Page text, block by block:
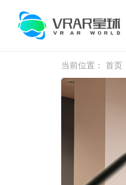
当前位置： 首页